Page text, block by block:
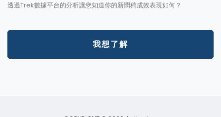
透過Trek數據平台的分析讓您知道你的新聞稿成效表現如何？
我想了解